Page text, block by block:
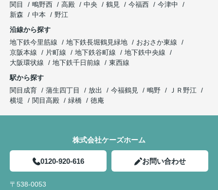
関目
鴫野西 高殿 中央 鶴見 今福西
今津中
新森
中本
野江
沿線から探す
地下鉄今里筋線
地下鉄長堀鶴見緑地
おおさか東線
京阪本線
片町線 地下鉄谷町線
地下鉄中央線
大阪環状線
地下鉄千日前線
東西線
駅から探す
関目成育
蒲生四丁目 放出 今福鶴見 鴫野
ＪＲ野江
横堤
関目高殿 緑橋 徳庵
株式会社ケーズホーム
0120-920-616 お問い合わせ
〒538-0053